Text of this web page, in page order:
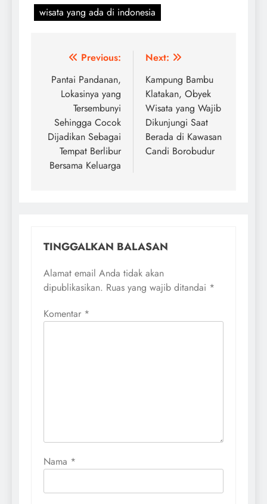
wisata yang ada di indonesia
Navigasi
pos
Previous:
Pantai Pandanan,
Lokasinya yang
Tersembunyi
Sehingga Cocok
Dijadikan Sebagai
Tempat Berlibur
Bersama Keluarga
Next:
Kampung Bambu
Klatakan, Obyek
Wisata yang Wajib
Dikunjungi Saat
Berada di Kawasan
Candi Borobudur
TINGGALKAN BALASAN
Alamat email Anda tidak akan
dipublikasikan. Ruas yang wajib ditandai *
Komentar *
Nama *